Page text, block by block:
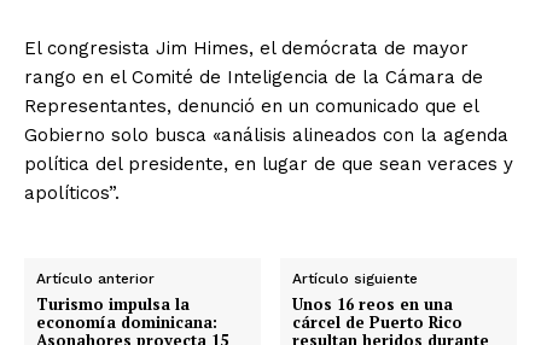
El congresista Jim Himes, el demócrata de mayor
rango en el Comité de Inteligencia de la Cámara de
Representantes, denunció en un comunicado que el
Gobierno solo busca «análisis alineados con la agenda
política del presidente, en lugar de que sean veraces y
apolíticos”.
Artículo anterior
Turismo impulsa la
economía dominicana:
Asonahores proyecta 15
Artículo siguiente
Unos 16 reos en una
cárcel de Puerto Rico
resultan heridos durante